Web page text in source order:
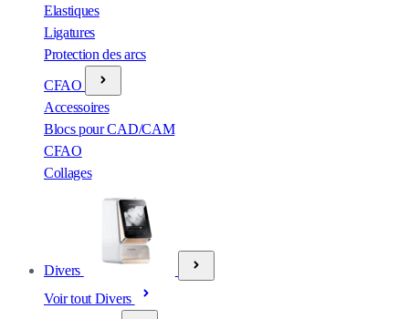
Elastiques
Ligatures
Protection des arcs
CFAO
Accessoires
Blocs pour CAD/CAM
CFAO
Collages
Divers
Voir tout Divers